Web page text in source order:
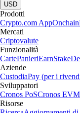
USD
Prodotti
Crypto.com AppOnchain
Mercati
Criptovalute
Funzionalità
CartePanieriEarnStake
Aziende
CustodiaPay (per i
Sviluppatori
Cronos PoSCronos EVM
Risorse